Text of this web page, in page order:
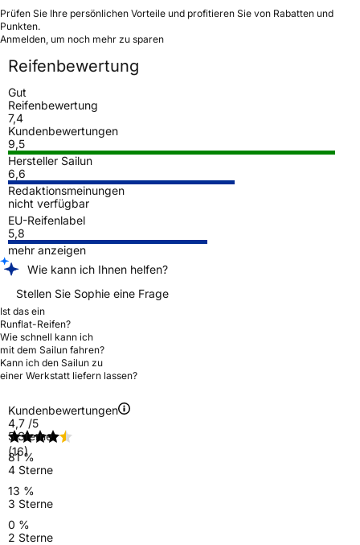
Prüfen Sie Ihre persönlichen Vorteile und profitieren Sie von Rabatten und
Punkten.
Anmelden, um noch mehr zu sparen
Reifenbewertung
Gut
Reifenbewertung
7,4
Kundenbewertungen
9,5
Hersteller Sailun
6,6
Redaktionsmeinungen
nicht verfügbar
EU-Reifenlabel
5,8
mehr anzeigen
Wie kann ich Ihnen helfen?
Stellen Sie Sophie eine Frage
Ist das ein
Runflat-Reifen?
Wie schnell kann ich
mit dem Sailun fahren?
Kann ich den Sailun zu
einer Werkstatt liefern lassen?
Kundenbewertungen
4,7 /5
(16)
5 Sterne
81 %
4 Sterne
13 %
3 Sterne
0 %
2 Sterne